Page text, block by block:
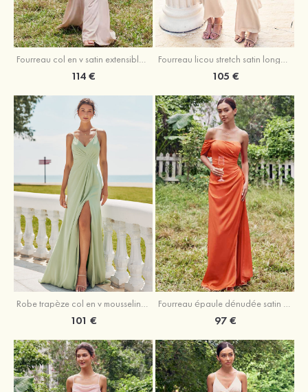
Fourreau col en v satin extensible ras du sol robe de demoiselle d'honneur
114 €
Fourreau licou stretch satin longueur cheville robe de demoiselle d'honneur
105 €
Robe trapèze col en v mousseline ras du sol robe de demoiselle d'honneur
101 €
Fourreau épaule dénudée satin extensible ras du sol robe de demoiselle d'honneur
97 €